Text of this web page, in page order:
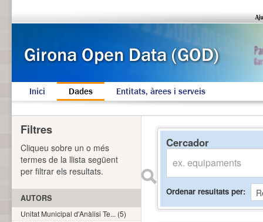
Inici Dades Entitats, àrees i serveis
Cercador
Ordenar resultats per
Filtres
Cliqueu sobre un o més
termes de la llista següent
per filtrar els resultats.
AUTORS
Unitat Municipal d'Anàlisi Te... (5)